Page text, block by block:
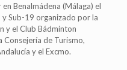
Benalmádena (Málaga) el
Sub-19 organizado por la
y el Club Bádminton
de Turismo,
y el Excmo.